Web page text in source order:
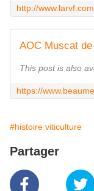
This post is also
#histoire viticulture
Partager